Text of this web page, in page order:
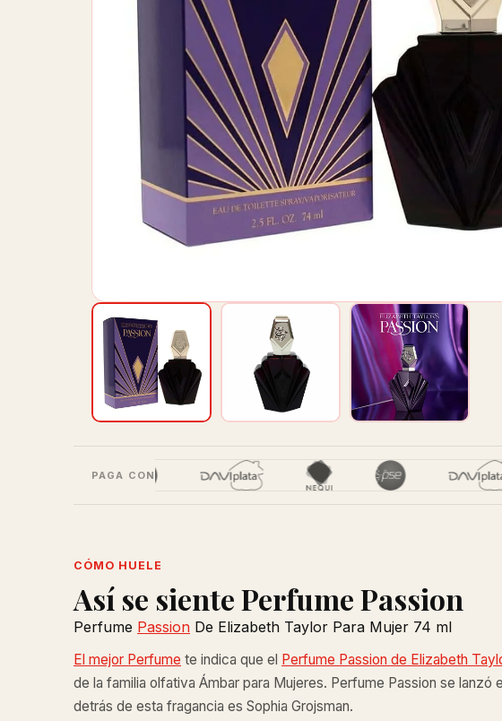
PAGA CON
CÓMO HUELE
Así se siente Perfume Passion
Perfume Passion De Elizabeth Taylor Para Mujer 74 ml
El mejor Perfume te indica que el Perfume Passion de Elizabeth
de la familia olfativa Ámbar para Mujeres. Perfume Passion se lanzó
detrás de esta fragancia es Sophia Grojsman.